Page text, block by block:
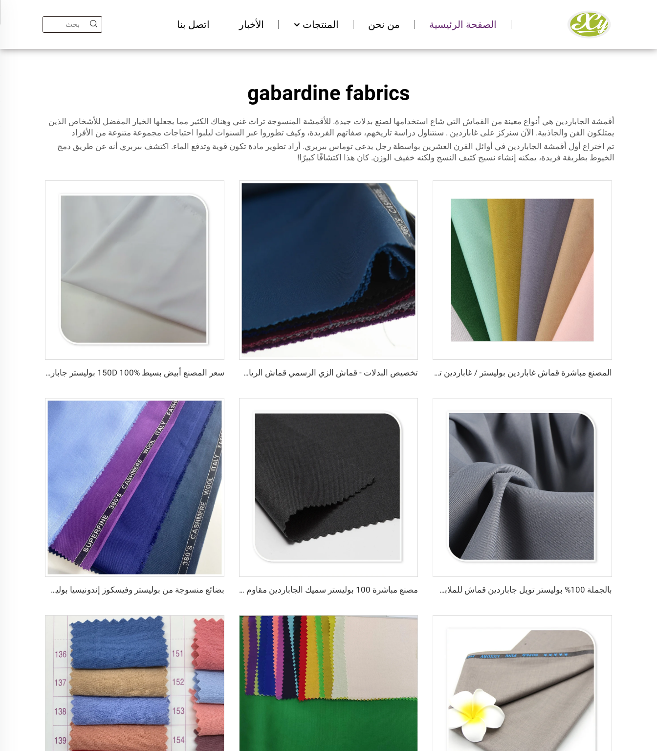
الصفحة الرئيسية من نحن المنتجات الأخبار اتصل بنا
gabardine fabrics
أقمشة الجاباردين هي أنواع معينة من القماش التي شاع استخدامها لصنع بدلات جيدة. للأقمشة المنسوجة تراث غني وهناك الكثير مما يجعلها الخيار المفضل للأشخاص الذين
يمتلكون الفن والجاذبية. الآن سنركز على غاباردين . سنتناول دراسة تاريخهم، صفاتهم الفريدة، وكيف تطوروا عبر السنوات ليلبوا احتياجات مجموعة متنوعة من الأفراد
تم اختراع أول أقمشة الجاباردين في أوائل القرن العشرين بواسطة رجل يدعى توماس بيربري. أراد تطوير مادة تكون قوية وتدفع الماء. اكتشف بيربري أنه عن طريق دمج
الخيوط بطريقة فريدة، يمكنه إنشاء نسيج كثيف النسج ولكنه خفيف الوزن. كان هذا اكتشافًا كبيرًا!
المصنع مباشرة قماش غاباردين بوليستر / غاباردين تويل لملابس العمل والزي الرسمي والملابس الطبية تخصيص البدلات - قماش الزي الرسمي قماش الرياحي البناطيل البدلة قماش بوليستر قماش الجاباردين للبدلات الرجالية سعر المصنع أبيض بسيط 150D 100% بوليستر جاباردين مينيمات قماش الملابس العملية قماش معطف طبي
بالجملة 100% بوليستر تويل جاباردين قماش للملابس العملية مصنع مباشرة 100 بوليستر سميك الجاباردين مقاوم للماء قماش مخصص للملابس العملية بضائع منسوجة من بوليستر وفيسكوز إندونيسيا بوليستر وفيسكوز